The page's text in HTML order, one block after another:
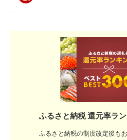
ふるさと納税 還元率ラ
ふるさと納税の制度改定後も